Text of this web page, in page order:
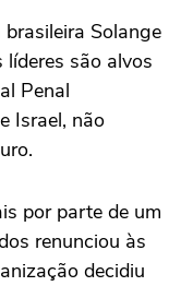
Solange
líderes são alvos
Penal
Israel, não
por parte de um
renunciou às
decidiu